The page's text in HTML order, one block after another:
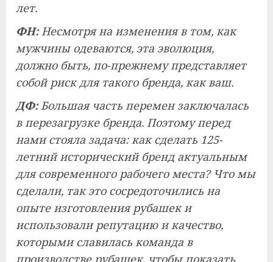
лет.
ФН:Несмотря на изменения в том, как
мужчины одеваются, эта эволюция,
должно быть, по-прежнему представляет
собой риск для такого бренда, как ваш.
ДФ:Большая часть перемен заключалась
в перезагрузке бренда. Поэтому перед
нами стояла задача: как сделать 125-
летний исторический бренд актуальным
для современного рабочего места? Что мы
сделали, так это сосредоточились на
опыте изготовления рубашек и
использовали репутацию и качество,
которыми славилась команда в
производстве рубашек, чтобы показать